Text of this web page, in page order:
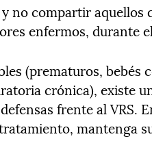
no compartir aquellos
enfermos, durante
(prematuros, bebés
crónica), existe
frente al VRS.
mantenga